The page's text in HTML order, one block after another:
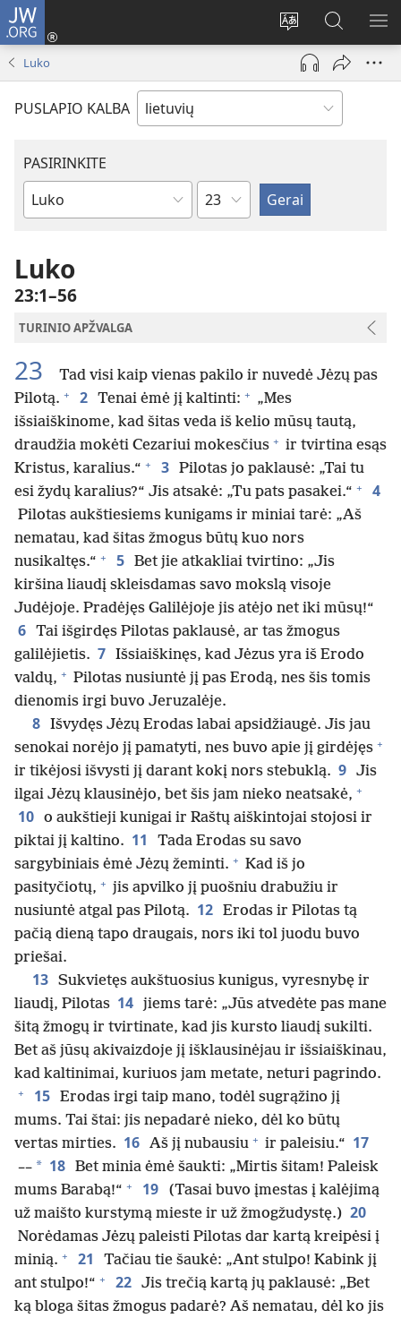
JW.ORG
Pakeisti
svetainės
kalbą
Prisijungti
(atsiveria
naujas
langas)
Paieška
svetainėje
JW.ORG
Luko
PUSLAPIO KALBA
PASIRINKITE
Biblijos
skyrius
Luko
23:1–56
TURINIO APŽVALGA
23
Tad visi kaip vienas pakilo ir nuvedė Jėzų pas
Pilotą. + 2 Tenai ėmė jį kaltinti: + „Mes
išsiaiškinome, kad šitas veda iš kelio mūsų tautą,
draudžia mokėti Cezariui mokesčius + ir tvirtina esąs
Kristus, karalius.“ + 3 Pilotas jo paklausė: „Tai tu
esi žydų karalius?“ Jis atsakė: „Tu pats pasakei.“ + 4
Pilotas aukštiesiems kunigams ir miniai tarė: „Aš
nematau, kad šitas žmogus būtų kuo nors
nusikaltęs.“ + 5 Bet jie atkakliai tvirtino: „Jis
kiršina liaudį skleisdamas savo mokslą visoje
Judėjoje. Pradėjęs Galilėjoje jis atėjo net iki mūsų!“
6 Tai išgirdęs Pilotas paklausė, ar tas žmogus
galilėjietis. 7 Išsiaiškinęs, kad Jėzus yra iš Erodo
valdų, + Pilotas nusiuntė jį pas Erodą, nes šis tomis
dienomis irgi buvo Jeruzalėje.
8 Išvydęs Jėzų Erodas labai apsidžiaugė. Jis jau
senokai norėjo jį pamatyti, nes buvo apie jį girdėjęs +
ir tikėjosi išvysti jį darant kokį nors stebuklą. 9 Jis
ilgai Jėzų klausinėjo, bet šis jam nieko neatsakė, +
10 o aukštieji kunigai ir Raštų aiškintojai stojosi ir
piktai jį kaltino. 11
Tada Erodas su savo
sargybiniais ėmė Jėzų žeminti. + Kad iš jo
pasityčiotų, + jis apvilko jį puošniu drabužiu ir
nusiuntė atgal pas Pilotą. 12 Erodas ir Pilotas tą
pačią dieną tapo draugais, nors iki tol juodu buvo
priešai.
13 Sukvietęs aukštuosius kunigus, vyresnybę ir
liaudį, Pilotas 14 jiems tarė: „Jūs atvedėte pas mane
šitą žmogų ir tvirtinate, kad jis kursto liaudį sukilti.
Bet aš jūsų akivaizdoje jį išklausinėjau ir išsiaiškinau,
kad kaltinimai, kuriuos jam metate, neturi pagrindo.
+ 15 Erodas irgi taip mano, todėl sugrąžino jį
mums. Tai štai: jis nepadarė nieko, dėl ko būtų
vertas mirties. 16 Aš jį nubausiu + ir paleisiu.“ 17
–– * 18 Bet minia ėmė šaukti: „Mirtis šitam! Paleisk
mums Barabą!“ + 19
(Tasai buvo įmestas į kalėjimą
už maišto kurstymą mieste ir už žmogžudystę.) 20
Norėdamas Jėzų paleisti Pilotas dar kartą kreipėsi į
minią. + 21
Tačiau tie šaukė: „Ant stulpo! Kabink jį
ant stulpo!“ + 22 Jis trečią kartą jų paklausė: „Bet
ką bloga šitas žmogus padarė? Aš nematau, dėl ko jis